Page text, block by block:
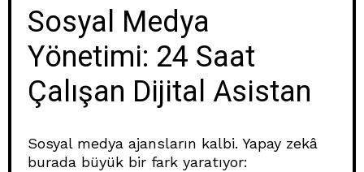
Sosyal Medya
Yönetimi: 24 Saat
Çalışan Dijital Asistan
Sosyal medya ajansların kalbi. Yapay zekâ
burada büyük bir fark yaratıyor: